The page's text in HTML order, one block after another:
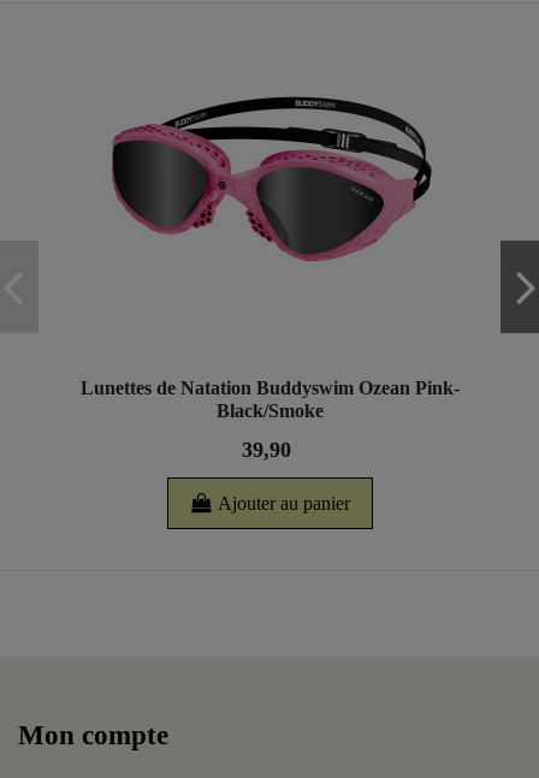
Lunettes de Natation Buddyswim Ozean Pink-
Black/Smoke
39,90
Ajouter au panier
Mon compte